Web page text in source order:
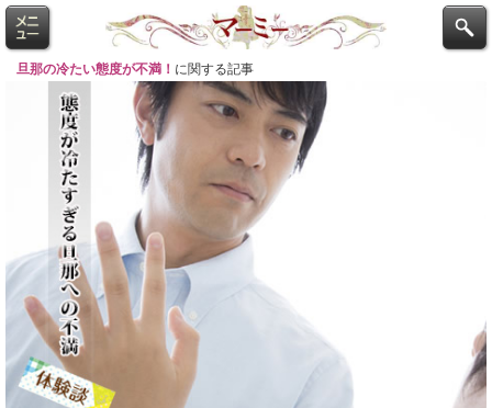
旦那の冷たい態度が不満！ に関する記事